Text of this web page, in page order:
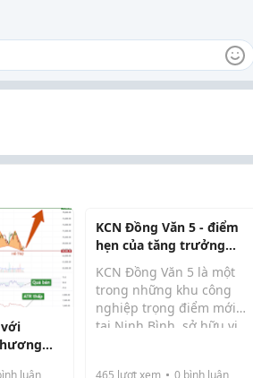
với
luận
KCN Đồng Văn 5 - điểm
hẹn của tăng trưởng
bền vững
KCN Đồng Văn 5 là một
trong những khu công
nghiệp trọng điểm mới
tại Ninh Bình, sở hữu vị
465 lượt xem 0bình luận